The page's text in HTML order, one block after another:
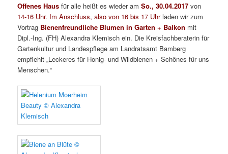
Offenes Haus für alle heißt es wieder amSo., 30.04.2017 von
14-16 Uhr. Im Anschluss, also von 16 bis 17 Uhrladen wir zum
Vortrag Bienenfreundliche Blumen in Garten + Balkon mit
Dipl.-Ing. (FH) Alexandra Klemisch ein. Die Kreisfachberaterin für
Gartenkultur und Landespflege am Landratsamt Bamberg
empfiehlt „Leckeres für Honig- und Wildbienen + Schönes für uns
Menschen.“